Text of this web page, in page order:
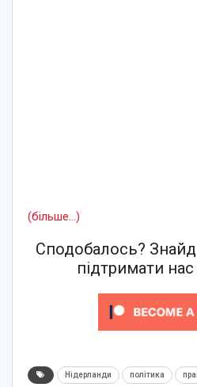
(більше…)
Сподобалось?
підтримати
Нідерланди політика